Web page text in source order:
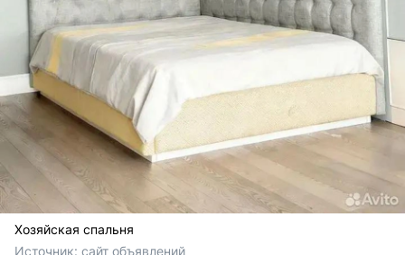
Хозяйская спальня
Источник: сайт объявлений